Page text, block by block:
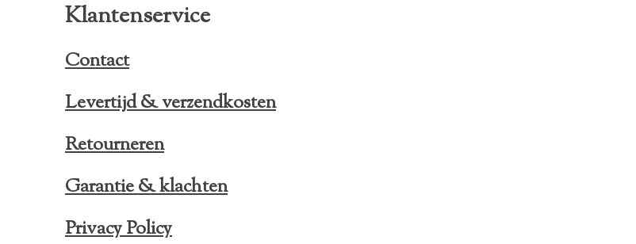
Klantenservice
Contact
Levertijd & verzendkosten
Retourneren
Garantie & klachten
Privacy Policy